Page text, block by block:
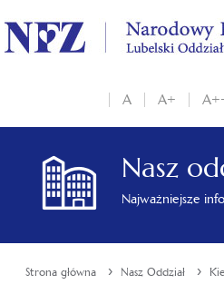
A A+
Nasz
Najważniejsze
Strona główna › Nasz Oddział ›